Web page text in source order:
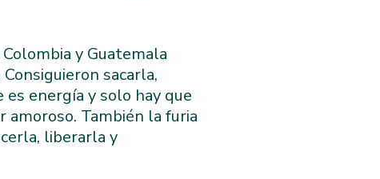
y Guatemala
sacarla,
energía y solo hay que
amoroso. También la furia
liberarla y